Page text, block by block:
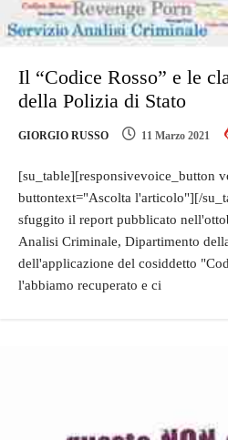
Il “Codice Rosso” e le
della Polizia di Stato
GIORGIO RUSSO 11 Marzo 2021
[su_table][responsivevoice_button
buttontext="Ascolta l'articolo"][/
sfuggito il report pubblicato
Analisi Criminale, Dipartimento
dell'applicazione del cosiddetto
l'abbiamo recuperato e ci